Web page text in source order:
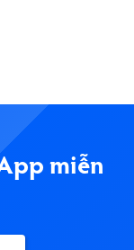
miễn